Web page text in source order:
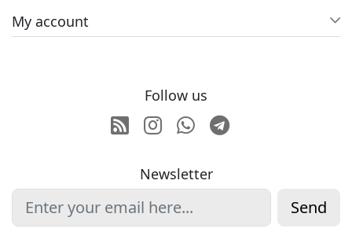
My account
Follow us
RSSInstagram
Whatsapp
Telegram
Newsletter
Send